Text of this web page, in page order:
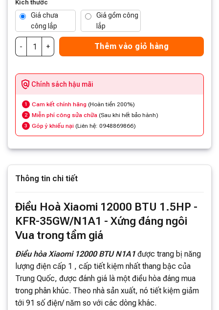
Kích thước
Giá chưa
công lắp
Giá gồm công
lắp
Thêm vào giỏ hàng
Chính sách hậu mãi
1 Cam kết chính hãng (Hoàn tiền 200%)
2 Miễn phí công sửa chữa (Sau khi hết bảo hành)
3 Góp ý khiếu nại (Liên hệ: 0948869866)
Thông tin chi tiết
Điều Hoà Xiaomi 12000 BTU 1.5HP -
KFR-35GW/N1A1 - Xứng đáng ngôi
Vua trong tầm giá
Điều hòa Xiaomi 12000 BTU N1A1 được trang bị năng
lượng điện cấp 1 , cấp tiết kiệm nhất thang bậc của
Trung Quốc, được đánh giá là một điều hòa đáng mua
trong phân khúc. Theo nhà sản xuất, nó tiết kiệm giảm
tới 91 số điện/ năm so với các dòng khác.